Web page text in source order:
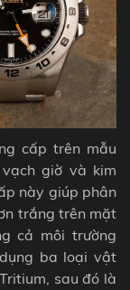
cấp trên mẫu
giờ và kim
này giúp phân
trắng trên mặt
cả môi trường
ba loại vật
sau đó là